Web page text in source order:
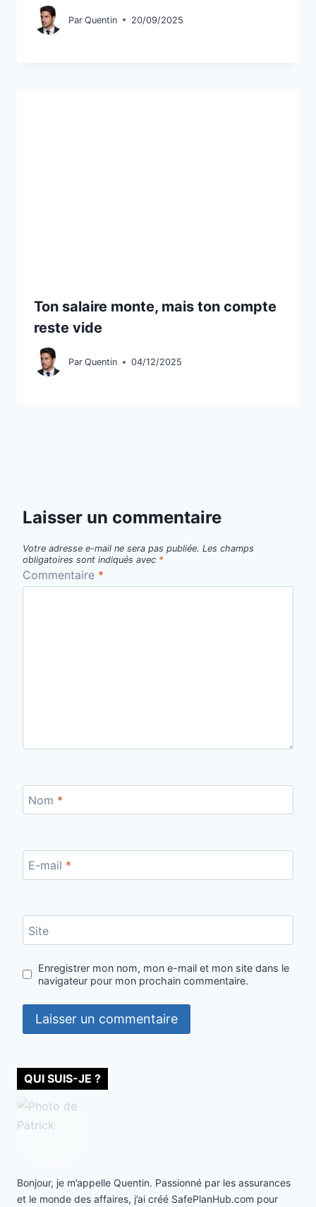
Par Quentin 20/09/2025
Ton salaire monte, mais ton compte
reste vide
Par Quentin 04/12/2025
Laisser un commentaire
Votre adresse e-mail ne sera pas publiée. Les champs
obligatoires sont indiqués avec *
Commentaire *
Nom *
E-mail *
Site
Enregistrer mon nom, mon e-mail et mon site dans le
navigateur pour mon prochain commentaire.
QUI SUIS-JE ?
Bonjour, je m’appelle Quentin. Passionné par les assurances
et le monde des affaires, j’ai créé SafePlanHub.com pour